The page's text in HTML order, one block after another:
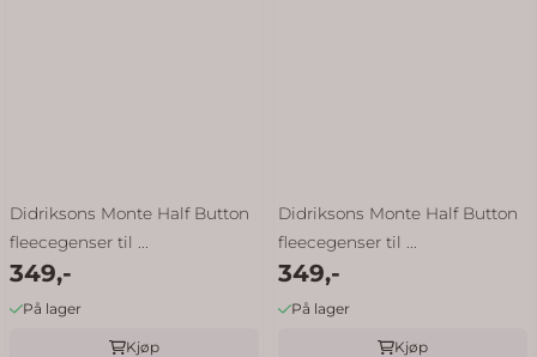
Didriksons Monte Half Button
fleecegenser til ...
349,-
På lager
Kjøp
Didriksons Monte Half Button
fleecegenser til ...
349,-
På lager
Kjøp